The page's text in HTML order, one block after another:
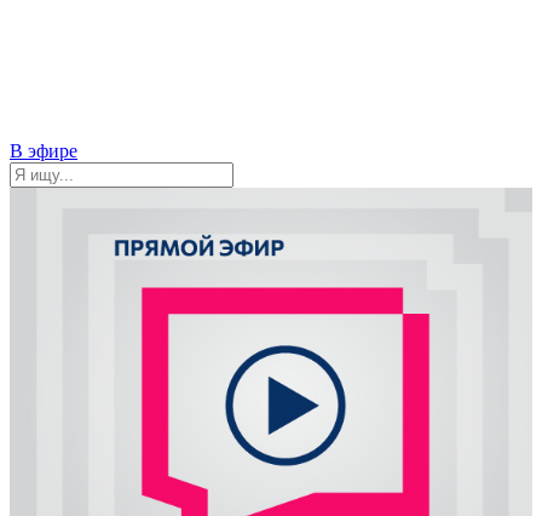
В эфире